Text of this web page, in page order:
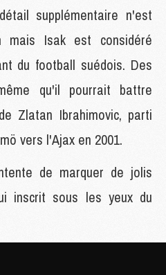
supplémentaire n'est
mais Isak est considéré
du football suédois. Des
qu'il pourrait battre
Zlatan Ibrahimovic, parti
vers l'Ajax en 2001.
de marquer de jolis
inscrit sous les yeux du